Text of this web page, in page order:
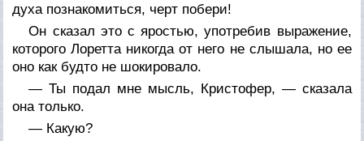
духа познакомиться, черт побери!
Он сказал это с яростью, употребив выражение,
которого Лоретта никогда от него не слышала, но ее
оно как будто не шокировало.
— Ты подал мне мысль, Кристофер, — сказала
она только.
— Какую?